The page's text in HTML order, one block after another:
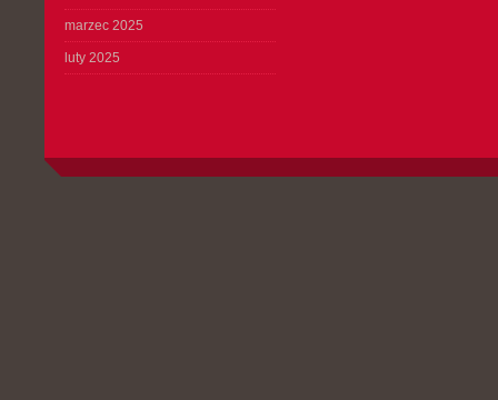
marzec 2025
luty 2025